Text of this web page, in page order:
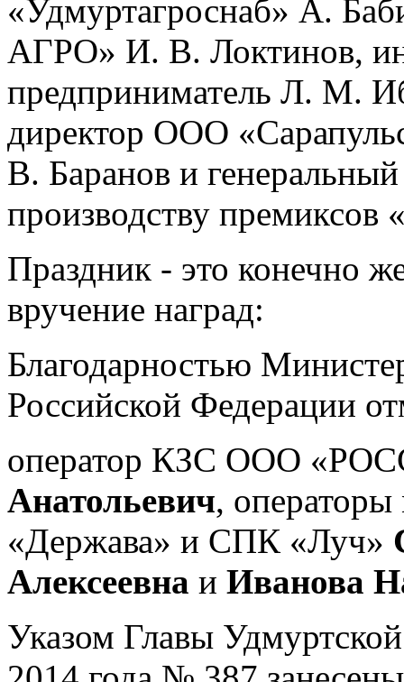
«Удмуртагроснаб» А.
АГРО» И. В. Локтинов,
предприниматель Л. М.
директор ООО
В. Баранов и
производству
Праздник - это конечно
вручение наград:
Благодарностью
Российской Федерации
оператор КЗС ООО
Анатольевич,
«Держава» и СПК «Луч»
Алексеевна и Иванова
Указом Главы